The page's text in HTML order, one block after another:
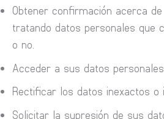
Obtener confirmación acerca
tratando datos personales que
o no.
Acceder a sus datos personales.
Rectificar los datos inexactos o
Solicitar la supresión de sus